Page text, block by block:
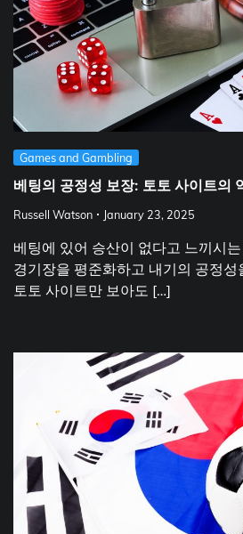
Games and Gambling
베팅의 공정성 보장: 토토 사이트의
Russell Watson January 23, 2025
베팅에 있어 승산이 없다고 느끼시
경기장을 평준화하고 내기의 공정
토토 사이트만 보아도 […]